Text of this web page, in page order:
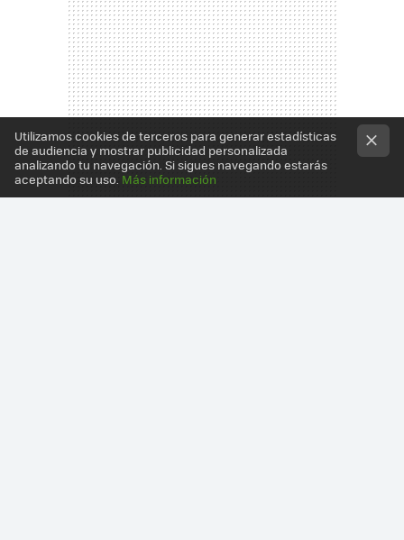
Utilizamos cookies de terceros para generar estadísticas
de audiencia y mostrar publicidad personalizada
analizando tu navegación. Si sigues navegando estarás
aceptando su uso. Más información